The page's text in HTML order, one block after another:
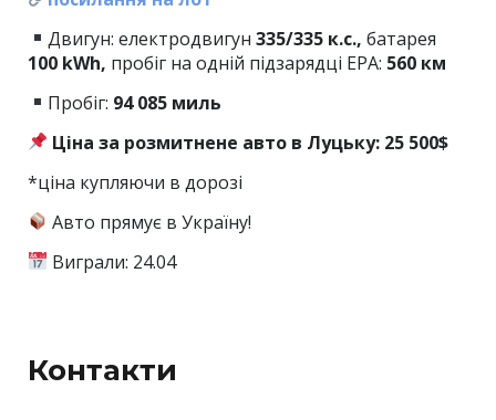
Двигун: електродвигун 335/335 к.с.,батарея
100 kWh, пробіг на одній підзарядці EPA: 560 км
Пробіг: 94 085 миль
Ціна за розмитнене авто в Луцьку: 25 500$
*ціна купляючи в дорозі
Авто прямує в Україну!
Виграли: 24.04
Контакти